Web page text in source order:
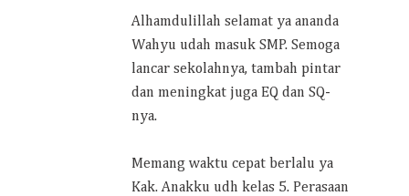
Alhamdulillah selamat ya ananda
Wahyu udah masuk SMP. Semoga
lancar sekolahnya, tambah pintar
dan meningkat juga EQ dan SQ-
nya.
Memang waktu cepat berlalu ya
Kak. Anakku udh kelas 5. Perasaan